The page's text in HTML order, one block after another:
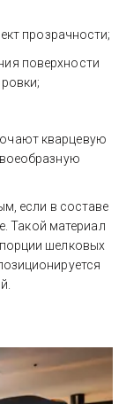
прозрачности;
поверхности
кварцевую
если в составе
Такой материал
шелковых